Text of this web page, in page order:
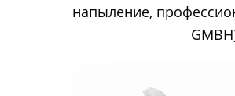
напыление,